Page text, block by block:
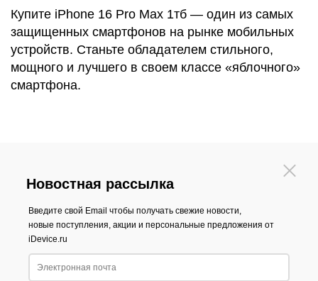
Купите iPhone 16 Pro Max 1тб — один из самых
защищенных смартфонов на рынке мобильных
устройств. Станьте обладателем стильного,
мощного и лучшего в своем классе «яблочного»
смартфона.
Новостная рассылка
Введите свой Email чтобы получать свежие новости,
новые поступления, акции и персональные предложения от
iDevice.ru